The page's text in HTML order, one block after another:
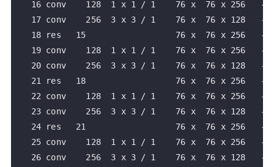
16 conv    128  1 x 1 / 1    76 x  76 x 256   -
17 conv    256  3 x 3 / 1    76 x  76 x 128   -
18 res   15                  76 x  76 x 256   ->
19 conv    128  1 x 1 / 1    76 x  76 x 256   -
20 conv    256  3 x 3 / 1    76 x  76 x 128   -
21 res   18                  76 x  76 x 256   ->
22 conv    128  1 x 1 / 1    76 x  76 x 256   -
23 conv    256  3 x 3 / 1    76 x  76 x 128   -
24 res   21                  76 x  76 x 256   ->
25 conv    128  1 x 1 / 1    76 x  76 x 256   -
26 conv    256  3 x 3 / 1    76 x  76 x 128   -